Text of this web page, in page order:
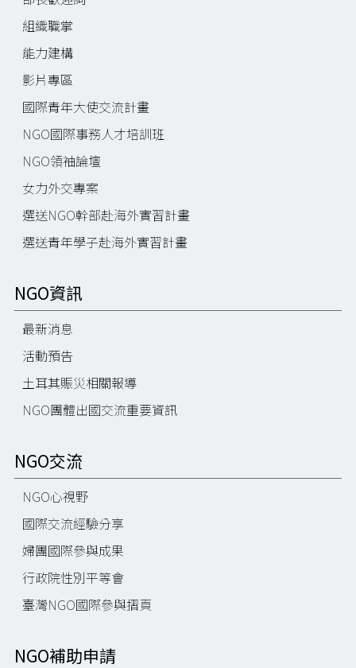
組織職掌
能力建構
影片專區
國際青年大使交流計畫
NGO國際事務人才培訓班
NGO領袖論壇
女力外交專案
選送NGO幹部赴海外實習計畫
選送青年學子赴海外實習計畫
NGO資訊
最新消息
活動預告
土耳其賑災相關報導
NGO團體出國交流重要資訊
NGO交流
NGO心視野
國際交流經驗分享
婦團國際參與成果
行政院性別平等會
臺灣NGO國際參與摺頁
NGO補助申請